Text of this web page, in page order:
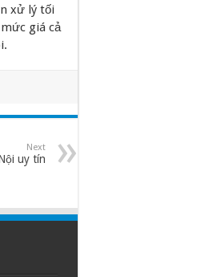
xử lý tối
giá cả
Next
uy tín